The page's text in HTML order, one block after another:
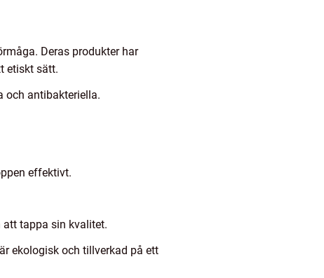
Deras produkter har
etiskt sätt.
och antibakteriella.
effektivt.
tappa sin kvalitet.
ekologisk och tillverkad på ett